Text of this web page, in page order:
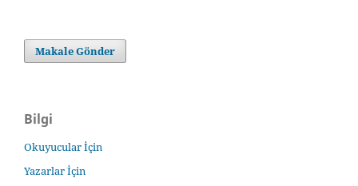
Makale Gönder
Bilgi
Okuyucular İçin
Yazarlar İçin